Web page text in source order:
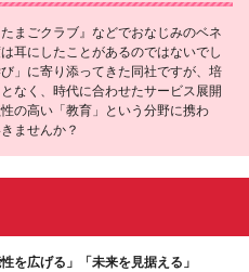
まごクラブ』などでおなじみのベネ
耳にしたことがあるのではないでし
」に寄り添ってきた同社ですが、培
なく、時代に合わせたサービス展開
の高い「教育」という分野に携わ
ませんか？
を広げる」「未来を見据える」